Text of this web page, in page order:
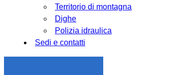
Territorio di montagna
Dighe
Polizia idraulica
Sedi e contatti